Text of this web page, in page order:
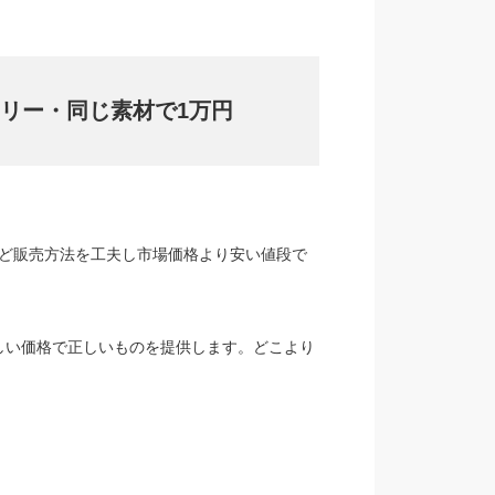
ー・同じ素材で1万円
販売方法を工夫し市場価格より安い値段で
価格で正しいものを提供します。どこより